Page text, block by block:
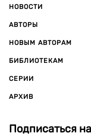
НОВОСТИ
АВТОРЫ
НОВЫМ АВТОРАМ
БИБЛИОТЕКАМ
СЕРИИ
АРХИВ
Подписаться